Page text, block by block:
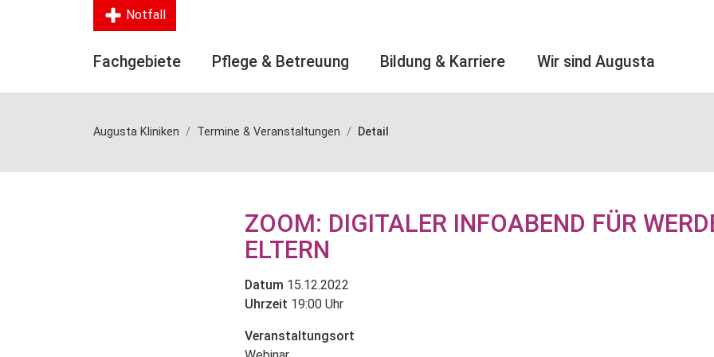
Notfall
Fachgebiete Pflege & Betreuung Bildung & Karriere Wir sind Augusta
Augusta Kliniken Termine & Veranstaltungen Detail
ZOOM: DIGITALER INFOABEND FÜR
ELTERN
Datum 15.12.2022
Uhrzeit 19:00 Uhr
Veranstaltungsort